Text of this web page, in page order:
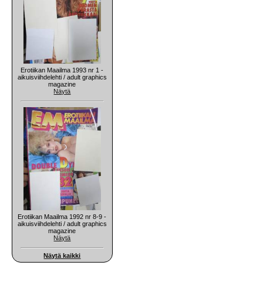
Erotiikan Maailma 1993 nr 1 -
aikuisviihdelehti / adult graphics
magazine
Näytä
Erotiikan Maailma 1992 nr 8-9 -
aikuisviihdelehti / adult graphics
magazine
Näytä
Näytä kaikki